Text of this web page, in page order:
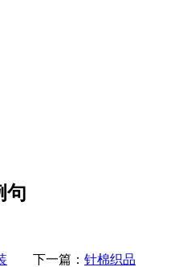
句
下一篇： 针棉织品